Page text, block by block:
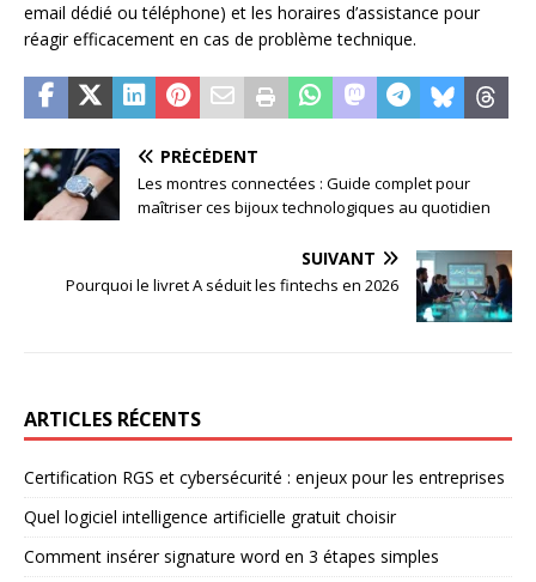
email dédié ou téléphone) et les horaires d’assistance pour
réagir efficacement en cas de problème technique.
PRÉCÉDENT
Les montres connectées : Guide complet pour
maîtriser ces bijoux technologiques au quotidien
SUIVANT
Pourquoi le livret A séduit les fintechs en 2026
ARTICLES RÉCENTS
Certification RGS et cybersécurité : enjeux pour les entreprises
Quel logiciel intelligence artificielle gratuit choisir
Comment insérer signature word en 3 étapes simples